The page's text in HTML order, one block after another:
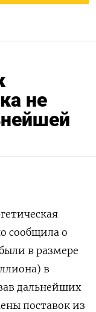
не
сообщила о
в размере
в
дальнейших
поставок из